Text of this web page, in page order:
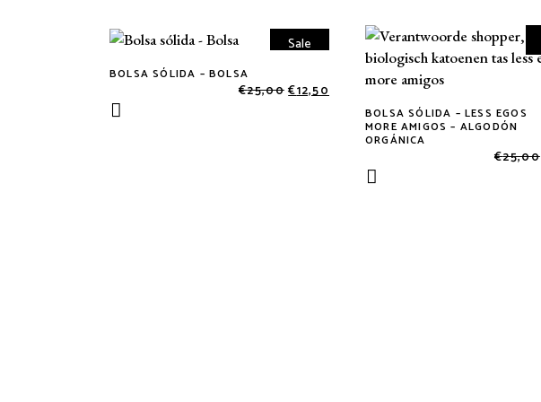
Sale
BOLSA SÓLIDA – BOLSA
€25,00 €12,50
BOLSA SÓLIDA – LESS EGOS
MORE AMIGOS – ALGODÓN
ORGÁNICA
€25,00